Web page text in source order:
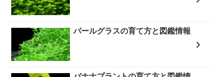
パールグラスの育て方と図鑑情報